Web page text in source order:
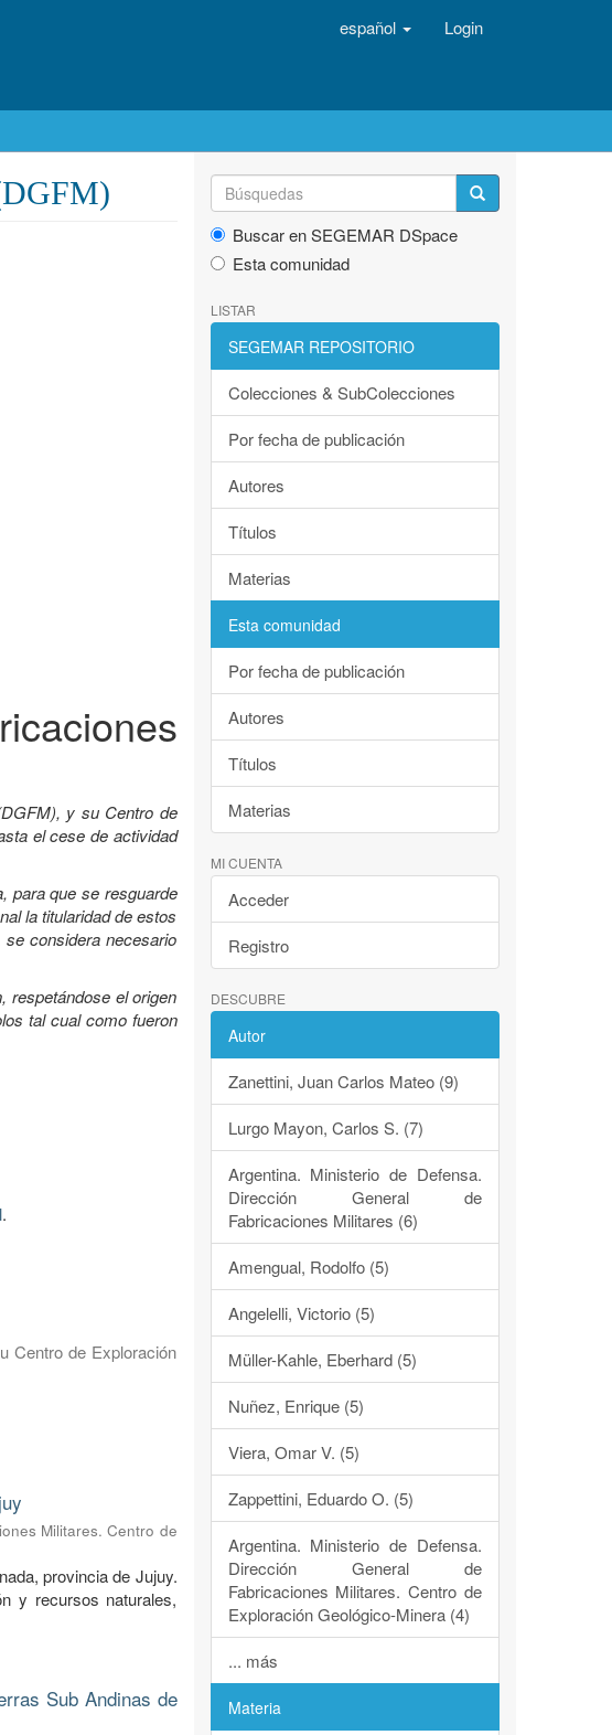
español Login
y su Centro de
el cese de actividad
para que se resguarde
la titularidad de estos
considera necesario
respetándose el origen
tal cual como fueron
.
Centro de Exploración
Militares. Centro de
provincia de Jujuy.
y recursos naturales,
Sub Andinas de
Buscar en SEGEMAR DSpace
Esta comunidad
LISTAR
SEGEMAR REPOSITORIO
Colecciones & SubColecciones
Por fecha de publicación
Autores
Títulos
Materias
Esta comunidad
Por fecha de publicación
Autores
Títulos
Materias
MI CUENTA
Acceder
Registro
DESCUBRE
Autor
Zanettini, Juan Carlos Mateo (9)
Lurgo Mayon, Carlos S. (7)
Argentina. Ministerio de Defensa.
Dirección General de
Fabricaciones Militares (6)
Amengual, Rodolfo (5)
Angelelli, Victorio (5)
Müller-Kahle, Eberhard (5)
Nuñez, Enrique (5)
Viera, Omar V. (5)
Zappettini, Eduardo O. (5)
Argentina. Ministerio de Defensa.
Dirección General de
Fabricaciones Militares. Centro de
Exploración Geológico-Minera (4)
... más
Materia